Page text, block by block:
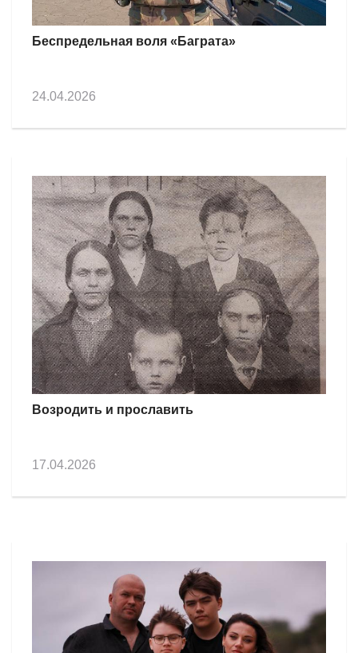
Беспредельная воля «Баграта»
24.04.2026
Возродить и прославить
17.04.2026